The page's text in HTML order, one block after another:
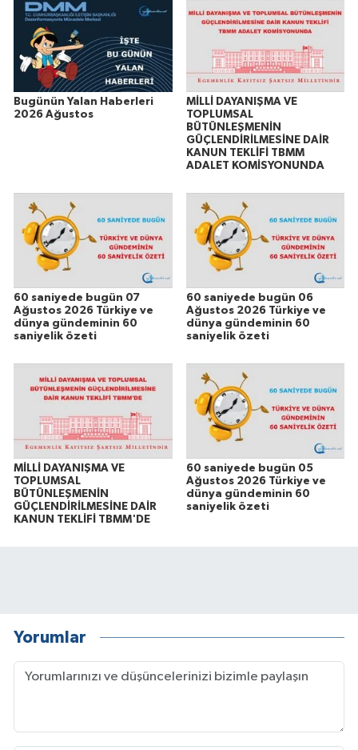
Bugünün Yalan Haberleri
2026 Ağustos
MİLLİ DAYANIŞMA VE
TOPLUMSAL
BÜTÜNLEŞMENİN
GÜÇLENDİRİLMESİNE DAİR
KANUN TEKLİFİ TBMM
ADALET KOMİSYONUNDA
60 saniyede bugün 07
Ağustos 2026 Türkiye ve
dünya gündeminin 60
saniyelik özeti
60 saniyede bugün 06
Ağustos 2026 Türkiye ve
dünya gündeminin 60
saniyelik özeti
MİLLİ DAYANIŞMA VE
TOPLUMSAL
BÜTÜNLEŞMENİN
GÜÇLENDİRİLMESİNE DAİR
KANUN TEKLİFİ TBMM'DE
60 saniyede bugün 05
Ağustos 2026 Türkiye ve
dünya gündeminin 60
saniyelik özeti
Yorumlar